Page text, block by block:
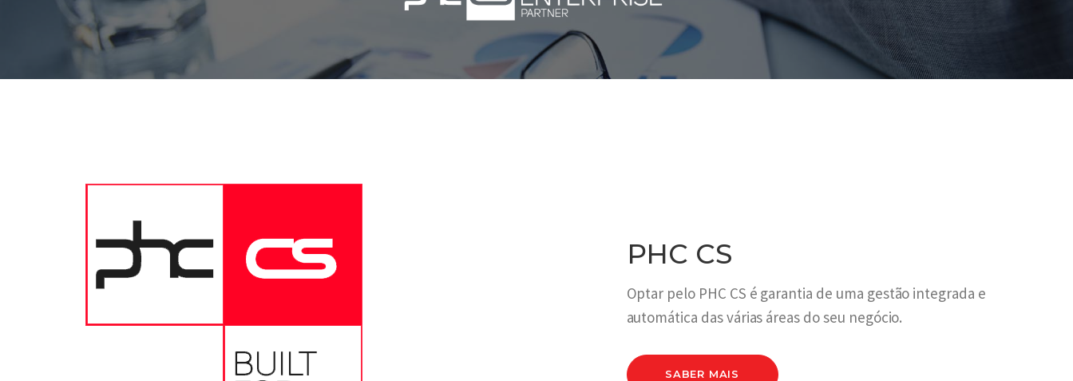
PHC CS
Optar pelo PHC CS é garantia de uma gestão integrada e
automática das várias áreas do seu negócio.
SABER MAIS